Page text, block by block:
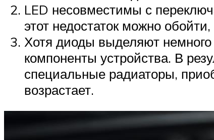
LED несовместимы с
этот недостаток можно
Хотя диоды выделяют немного
компоненты устройства. В
специальные радиаторы,
возрастает.